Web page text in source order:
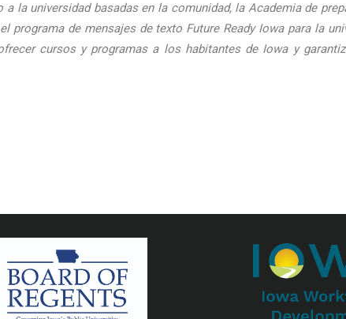
la universidad basadas en la comunidad, la Academia de
de mensajes de texto Future Ready Iowa para la
cursos y programas a los habitantes de Iowa y